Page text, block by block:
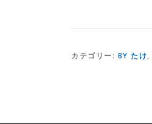
カテゴリー: BY たけ,